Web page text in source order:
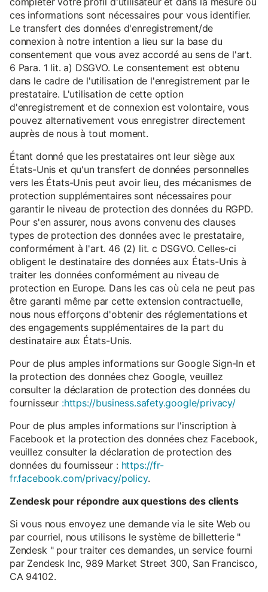
ces informations sont nécessaires pour vous identifier.
Le transfert des données d'enregistrement/de
connexion à notre intention a lieu sur la base du
consentement que vous avez accordé au sens de l'art.
6 Para. 1 lit. a) DSGVO. Le consentement est obtenu
dans le cadre de l'utilisation de l'enregistrement par le
prestataire. L'utilisation de cette option
d'enregistrement et de connexion est volontaire, vous
pouvez alternativement vous enregistrer directement
auprès de nous à tout moment.
Étant donné que les prestataires ont leur siège aux
États-Unis et qu'un transfert de données personnelles
vers les États-Unis peut avoir lieu, des mécanismes de
protection supplémentaires sont nécessaires pour
garantir le niveau de protection des données du RGPD.
Pour s'en assurer, nous avons convenu des clauses
types de protection des données avec le prestataire,
conformément à l'art. 46 (2) lit. c DSGVO. Celles-ci
obligent le destinataire des données aux États-Unis à
traiter les données conformément au niveau de
protection en Europe. Dans les cas où cela ne peut pas
être garanti même par cette extension contractuelle,
nous nous efforçons d'obtenir des réglementations et
des engagements supplémentaires de la part du
destinataire aux États-Unis.
Pour de plus amples informations sur Google Sign-In et
la protection des données chez Google, veuillez
consulter la déclaration de protection des données du
fournisseur :https://business.safety.google/privacy/
Pour de plus amples informations sur l'inscription à
Facebook et la protection des données chez Facebook,
veuillez consulter la déclaration de protection des
données du fournisseur : https://fr-
fr.facebook.com/privacy/policy.
Zendesk pour répondre aux questions des clients
Si vous nous envoyez une demande via le site Web ou
par courriel, nous utilisons le système de billetterie "
Zendesk " pour traiter ces demandes, un service fourni
par Zendesk Inc, 989 Market Street 300, San Francisco,
CA 94102.